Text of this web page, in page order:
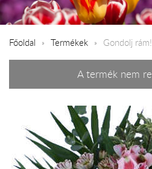
Főoldal Termékek Gondolj rám!
A termék nem